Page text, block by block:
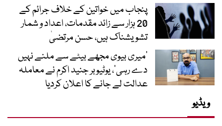
پنجاب میں خواتین کے خلاف جرائم کے
20 ہزار سے زائد مقدمات، اعداد و شمار
تشویشناک ہیں، حسن مرتضیٰ
’میری بیوی مجھے بیٹے سے ملنے نہیں
دے رہی‘، یوٹیوبر جنید اکرم نے معاملہ
عدالت لے جانے کا اعلان کردیا
ویڈیو